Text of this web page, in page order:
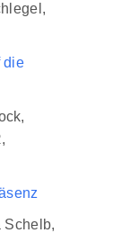
die
Schelb,